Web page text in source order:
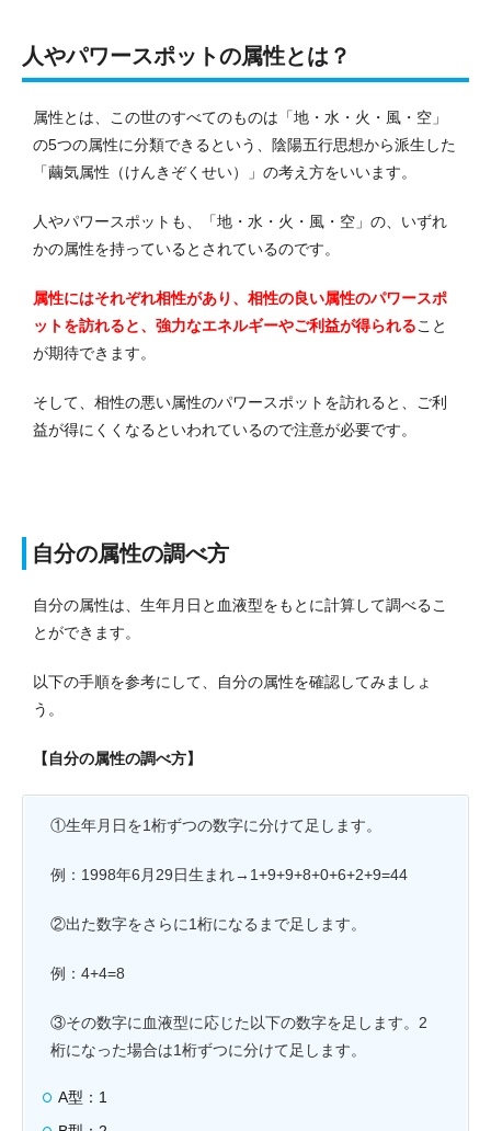
人やパワースポットの属性とは？
属性とは、この世のすべてのものは「地・水・火・風・空」
の5つの属性に分類できるという、陰陽五行思想から派生した
「繭気属性（けんきぞくせい）」の考え方をいいます。
人やパワースポットも、「地・水・火・風・空」の、いずれ
かの属性を持っているとされているのです。
属性にはそれぞれ相性があり、相性の良い属性のパワースポ
ットを訪れると、強力なエネルギーやご利益が得られること
が期待できます。
そして、相性の悪い属性のパワースポットを訪れると、ご利
益が得にくくなるといわれているので注意が必要です。
自分の属性の調べ方
自分の属性は、生年月日と血液型をもとに計算して調べるこ
とができます。
以下の手順を参考にして、自分の属性を確認してみましょ
う。
【自分の属性の調べ方】
①生年月日を1桁ずつの数字に分けて足します。
例：1998年6月29日生まれ→1+9+9+8+0+6+2+9=44
②出た数字をさらに1桁になるまで足します。
例：4+4=8
③その数字に血液型に応じた以下の数字を足します。2
桁になった場合は1桁ずつに分けて足します。
A型：1